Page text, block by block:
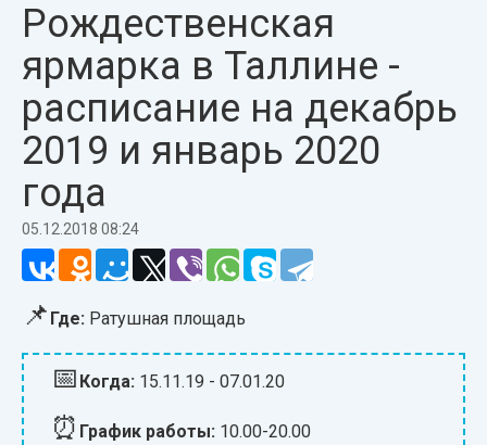
Рождественская
ярмарка в Таллине -
расписание на декабрь
2019 и январь 2020
года
05.12.2018 08:24
📌 Где: Ратушная площадь
📅 Когда: 15.11.19 - 07.01.20
⏰ График работы: 10.00-20.00